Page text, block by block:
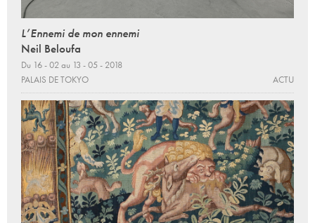
L’Ennemi de mon ennemi
Neil Beloufa
Du 16 - 02 au 13 - 05 - 2018
PALAIS DE TOKYO
ACTU